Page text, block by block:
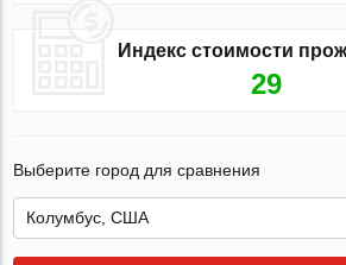
Индекс стоимости
29
Выберите город для сравнения